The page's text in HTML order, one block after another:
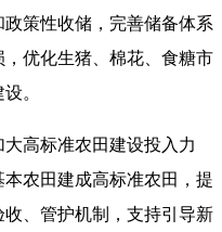
策性收储，完善储备体系
优化生猪、棉花、食糖市
。
大高标准农田建设投入力
农田建成高标准农田，提
、管护机制，支持引导新